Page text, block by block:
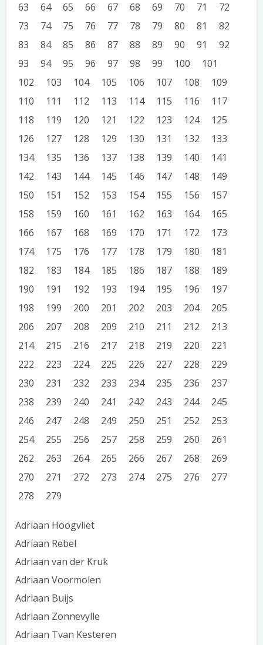
63
64 65 66 67 68 69 70 71
72
73
74 75 76 77 78 79 80 81
82
83
84 85 86 87 88 89 90 91
92
93
94 95 96 97 98 99 100
101
102
103 104 105 106 107 108
109
110
111 112 113 114 115 116
117
118
119 120 121 122 123 124
125
126
127 128 129 130 131 132
133
134
135 136 137 138 139 140
141
142
143 144 145 146 147 148
149
150
151 152 153 154 155 156
157
158
159 160 161 162 163 164
165
166
167 168 169 170 171 172
173
174
175 176 177 178 179 180
181
182
183 184 185 186 187 188
189
190
191 192 193 194 195 196
197
198
199 200 201 202 203 204
205
206
207 208 209 210 211 212
213
214
215 216 217 218 219 220
221
222
223 224 225 226 227 228
229
230
231 232 233 234 235 236
237
238
239 240 241 242 243 244
245
246
247 248 249 250 251 252
253
254
255 256 257 258 259 260
261
262
263 264 265 266 267 268
269
270
271 272 273 274 275 276
277
278
279
Adriaan Hoogvliet
Adriaan Rebel
Adriaan van der Kruk
Adriaan Voormolen
Adriaan Buijs
Adriaan Zonnevylle
Adriaan Tvan Kesteren